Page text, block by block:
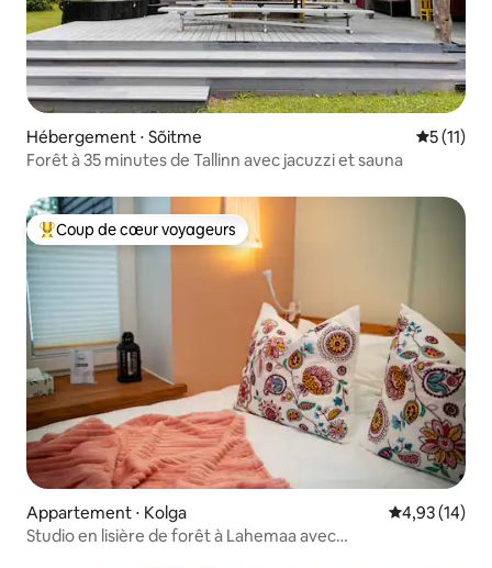
Hébergement ⋅ Sõitme
5 (11)
Forêt à 35 minutes de Tallinn avec jacuzzi et sauna
Coups de cœur voyageurs les plus appréciés
Coup de cœur voyageurs
Appartement ⋅ Kolga Évaluation
4,93 (14)
Studio en lisière de forêt à Lahemaa avec